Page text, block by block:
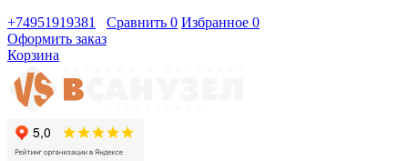
+74951919381
Сравнить 0 Избранное 0
Оформить заказ
Корзина